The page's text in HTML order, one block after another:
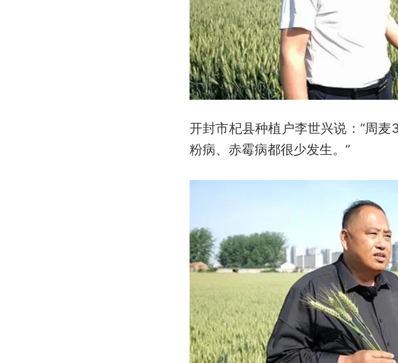
开封市杞县种植户李世兴说：“周
粉病、赤霉病都很少发生。”